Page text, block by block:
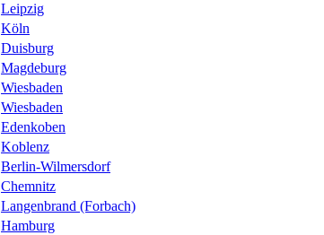
Leipzig
Köln
Duisburg
Magdeburg
Wiesbaden
Wiesbaden
Edenkoben
Koblenz
Berlin-Wilmersdorf
Chemnitz
Langenbrand (Forbach)
Hamburg